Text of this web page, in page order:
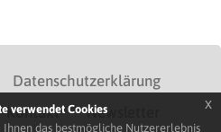
Datenschutzerklärung
Kontakt Newsletter
verwendet Cookies
Ihnen das bestmögliche Nutzererlebnis
x